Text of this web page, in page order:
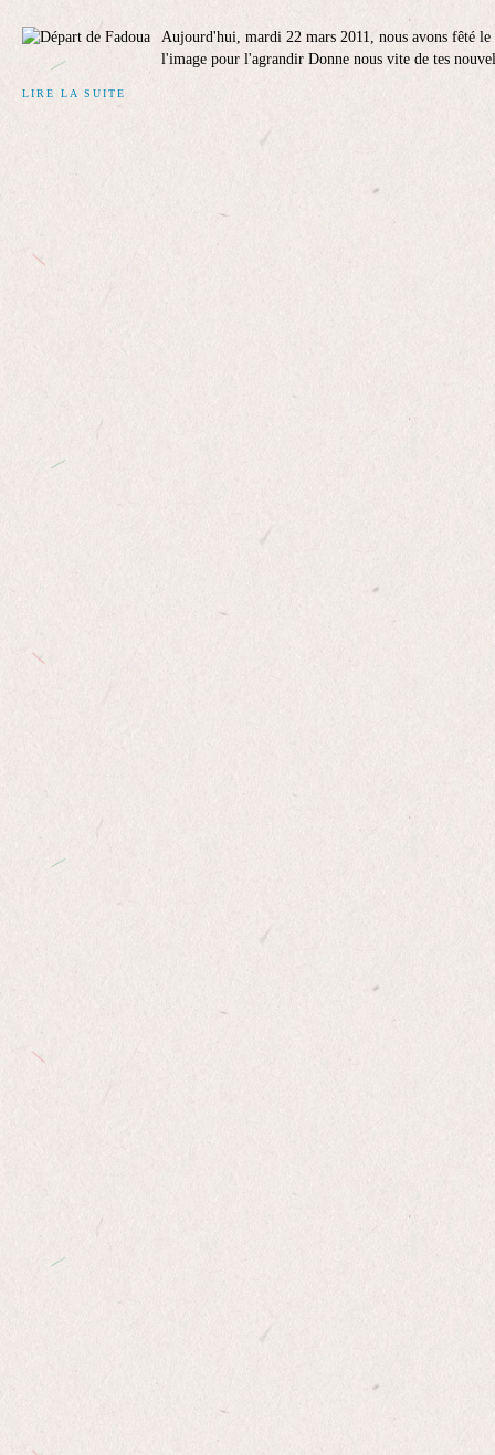
Aujourd'hui, mardi 22 mars 2011, nous avons fêté le
l'image pour l'agrandir Donne nous vite de tes
LIRE LA SUITE